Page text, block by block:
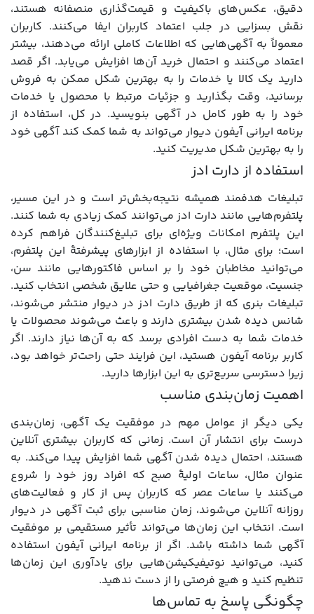
دقیق، عکس‌های باکیفیت و قیمت‌گذاری منصفانه هستند،
نقش بسزایی در جلب اعتماد کاربران ایفا می‌کنند. کاربران
معمولاً به آگهی‌هایی که اطلاعات کاملی ارائه می‌دهند، بیشتر
اعتماد می‌کنند و احتمال خرید آن‌ها افزایش می‌یابد. اگر قصد
دارید یک کالا یا خدمات را به بهترین شکل ممکن به فروش
برسانید، وقت بگذارید و جزئیات مرتبط با محصول یا خدمات
خود را به طور کامل در آگهی بنویسید. در کل، استفاده از
برنامه ایرانی آیفون دیوار می‌تواند به شما کمک کند آگهی خود
را به بهترین شکل مدیریت کنید.
استفاده از دارت ادز
تبلیغات هدفمند همیشه نتیجه‌بخش‌تر است و در این مسیر،
پلتفرم‌هایی مانند دارت ادز می‌توانند کمک زیادی به شما کنند.
این پلتفرم امکانات ویژه‌ای برای تبلیغ‌کنندگان فراهم کرده
است؛ برای مثال، با استفاده از ابزارهای پیشرفتۀ این پلتفرم،
می‌توانید مخاطبان خود را بر اساس فاکتورهایی مانند سن،
جنسیت، موقعیت جغرافیایی و حتی علایق شخصی انتخاب کنید.
تبلیغات بنری که از طریق دارت ادز در دیوار منتشر می‌شوند،
شانس دیده شدن بیشتری دارند و باعث می‌شوند محصولات یا
خدمات شما به دست افرادی برسد که به آن‌ها نیاز دارند. اگر
کاربر برنامه آیفون هستید، این فرایند حتی راحت‌تر خواهد بود،
زیرا دسترسی سریع‌تری به این ابزارها دارید.
اهمیت زمان‌بندی مناسب
یکی دیگر از عوامل مهم در موفقیت یک آگهی، زمان‌بندی
درست برای انتشار آن است. زمانی که کاربران بیشتری آنلاین
هستند، احتمال دیده شدن آگهی شما افزایش پیدا می‌کند. به
عنوان مثال، ساعات اولیۀ صبح که افراد روز خود را شروع
می‌کنند یا ساعات عصر که کاربران پس از کار و فعالیت‌های
روزانه آنلاین می‌شوند، زمان مناسبی برای ثبت آگهی در دیوار
است. انتخاب این زمان‌ها می‌تواند تأثیر مستقیمی بر موفقیت
آگهی شما داشته باشد. اگر از برنامه ایرانی آیفون استفاده
کنید، می‌توانید نوتیفیکیشن‌هایی برای یادآوری این زمان‌ها
تنظیم کنید و هیچ فرصتی را از دست ندهید.
چگونگی پاسخ به تماس‌ها